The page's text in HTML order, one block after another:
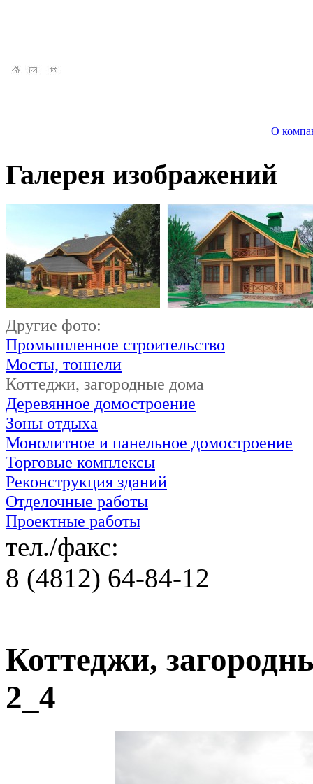
О
Галерея изображений
Другие фото:
Промышленное строительство
Мосты, тоннели
Коттеджи, загородные дома
Деревянное домостроение
Зоны отдыха
Монолитное и панельное домостроение
Торговые комплексы
Реконструкция зданий
Отделочные работы
Проектные работы
тел./факс:
8 (4812) 64-84-12
Коттеджи,
2_4